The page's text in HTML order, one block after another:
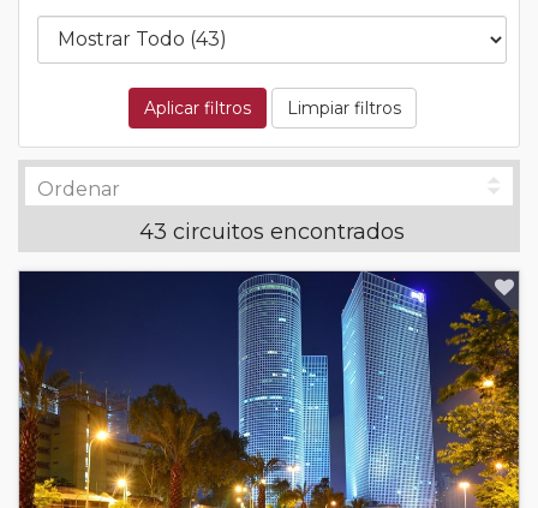
Aplicar filtros Limpiar filtros
43 circuitos encontrados